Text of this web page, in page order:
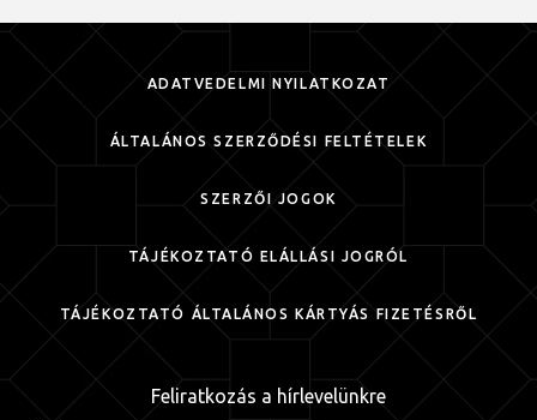
ADATVÉDELMI NYILATKOZAT
ÁLTALÁNOS SZERZŐDÉSI FELTÉTELEK
SZERZŐI JOGOK
TÁJÉKOZTATÓ ELÁLLÁSI JOGRÓL
TÁJÉKOZTATÓ ÁLTALÁNOS KÁRTYÁS FIZETÉSRŐL
Feliratkozás a hírlevelünkre